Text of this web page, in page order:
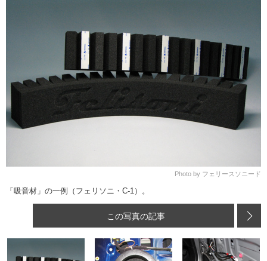
Photo by フェリースソニード
「吸音材」の一例（フェリソニ・C-1）。
この写真の記事